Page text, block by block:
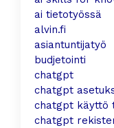
ai tietotyössä
alvin.fi
asiantuntijatyö
budjetointi
chatgpt
chatgpt
chatgpt käyttö
chatgpt